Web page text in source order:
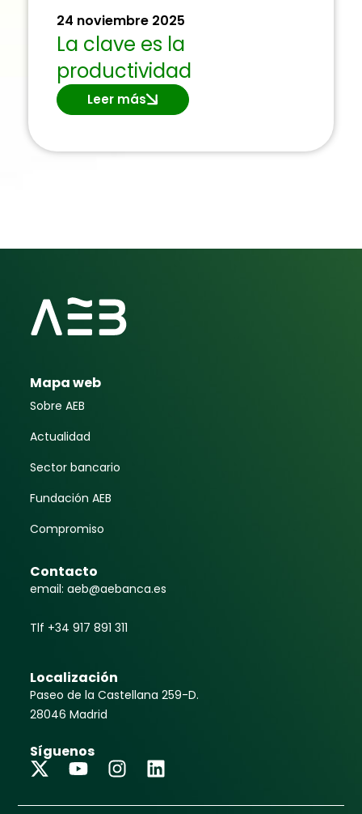
24 noviembre 2025
La clave es la
productividad
Leer más
Mapa web
Sobre AEB
Actualidad
Sector bancario
Fundación AEB
Compromiso
Contacto
email: aeb@aebanca.es
Tlf +34 917 891 311
Localización
Paseo de la Castellana 259-D.
28046 Madrid
Síguenos